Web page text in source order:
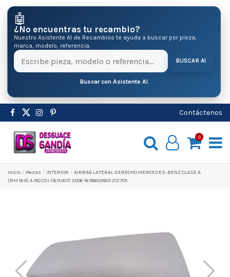
🤖
¿No encuentras tu recambio?
Nuestro Asistente AI de Recambios te ayuda a buscar por pieza,
marca, modelo, referencia.
BUSCAR AI
Buscar con Asistente AI
Contáctenos
0
Inicio Pіezas INTERIOR
AIRBAG LATERAL DERECHO MERCEDES-BENZ CLASE A
(BM 169) A 180 CDI (169.007) 2006 1698603805 212705